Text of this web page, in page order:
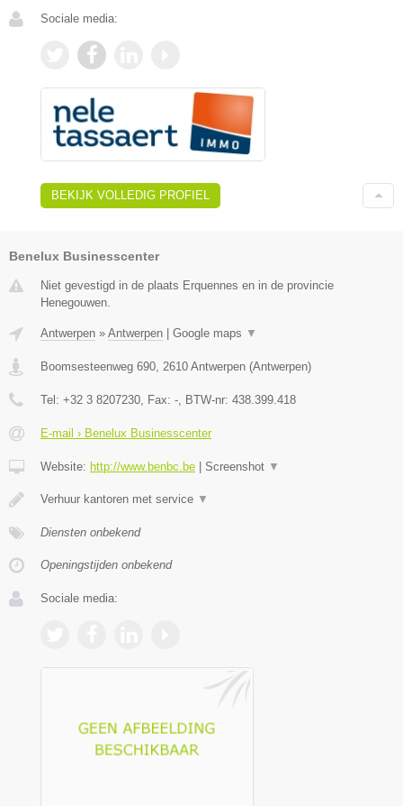
Sociale media:
BEKIJK VOLLEDIG PROFIEL
Benelux Businesscenter
Niet gevestigd in de plaats Erquennes en in de provincie
Henegouwen.
Antwerpen » Antwerpen Google maps ▼
Boomsesteenweg 690, 2610 Antwerpen (Antwerpen)
Tel: +32 3 8207230, Fax: -, BTW-nr: 438.399.418
E-mail › Benelux Businesscenter
Website: http://www.benbc.be Screenshot ▼
Verhuur kantoren met service ▼
Diensten onbekend
Openingstijden onbekend
Sociale media: